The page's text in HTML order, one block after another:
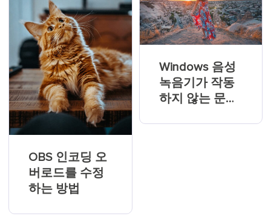
OBS 인코딩 오
버로드를 수정
하는 방법
Windows 음성
녹음기가 작동
하지 않는 문제